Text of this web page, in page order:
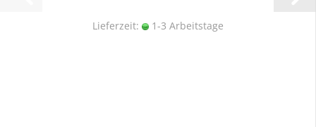
Lieferzeit: 1-3 Arbeitstage